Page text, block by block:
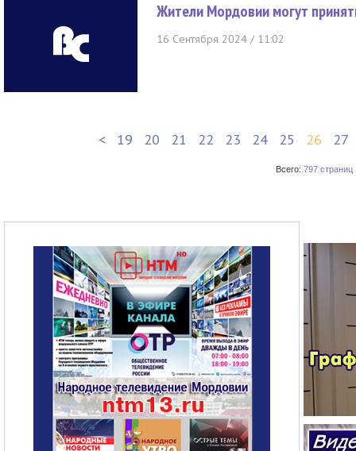
Жители Мордовии могут
16 Сентября 2024 / 11:02
< 19 20 21 22 23 24 25 26 27
Всего: 797 страниц